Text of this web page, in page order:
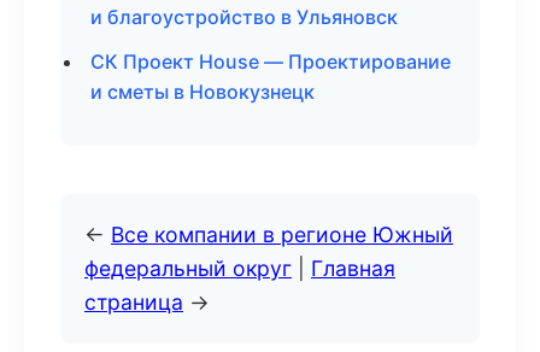
и благоустройство в Ульяновск
СК Проект House — Проектирование
и сметы в Новокузнецк
← Все компании в регионе Южный
федеральный округ
Главная
страница →